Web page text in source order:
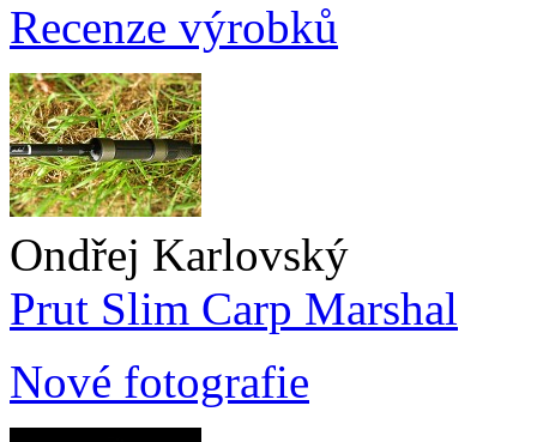
Recenze výrobků
Ondřej Karlovský
Prut Slim Carp Marshal
Nové fotografie